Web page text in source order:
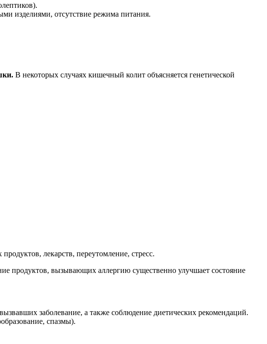
изделиями, отсутствие режима питания.
В некоторых случаях кишечный колит объясняется генетической
лекарств, переутомление, стресс.
продуктов, вызывающих аллергию существенно улучшает состояние
заболевание, а также соблюдение диетических рекомендаций.
спазмы).